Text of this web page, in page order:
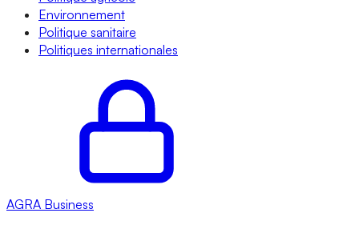
Environnement
Politique sanitaire
Politiques internationales
AGRA Business